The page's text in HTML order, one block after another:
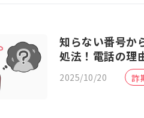
知らない番号か
処法！電話の理
2025/10/20 詐